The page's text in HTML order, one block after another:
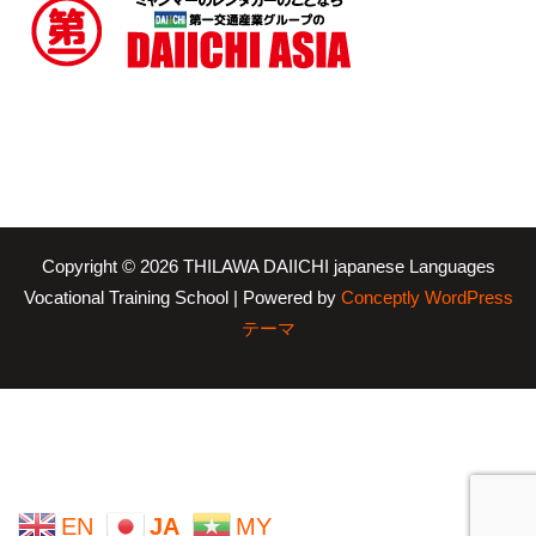
Copyright © 2026 THILAWA DAIICHI japanese Languages
Vocational Training School | Powered by Conceptly WordPress
テーマ
EN JA MY